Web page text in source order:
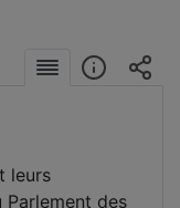
leurs
des